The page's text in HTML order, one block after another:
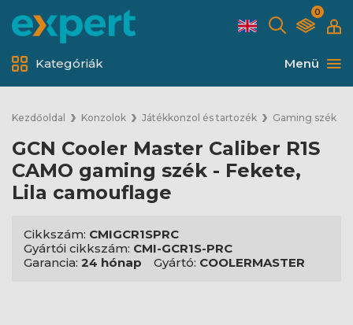
0
Menü
Kategóriák
Kezdőoldal Konzolok Játékkonzol és tartozék Gaming szék
GCN Cooler Master Caliber R1S
CAMO gaming szék - Fekete,
Lila camouflage
Cikkszám: CMIGCR1SPRC
Gyártói cikkszám: CMI-GCR1S-PRC
Garancia: 24 hónap Gyártó: COOLERMASTER